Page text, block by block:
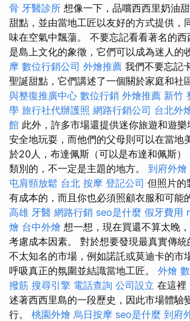
骨 牙醫診所 想像一下，品嚐西西里奶油
甜點，並由當地工匠以友好的方式提供，
味在空氣中飄蕩。 不要忘記看看著名的西
是島上文化的象徵，它們可以成為迷人的
摩 數位行銷公司 外燴推薦 我們不要忘記
聖誕甜點，它們講述了一個關於家庭和社
與整復推廣中心 數位行銷 外燴推薦 新竹
學 旅行社代辦護照 網路行銷公司 台北外
館 此外，許多市場還提供迷你旅遊和遊
安全地玩耍，而他們的父母則可以在當地
於20人，布達佩斯（可以是布達和佩斯）
類別的，不一定是主題的地方。 到府外燴
屯肩頸放鬆 台北 按摩 登記公司 但照片的
有成本的，而且你也必須照顧衣服和可能
高雄 牙醫 網路行銷 seo是什麼 假牙費用
燴 台中外燴 想一想，現在買還不算太晚
考慮成本因素。 對於想要發現最真實傳
不太知名的市場，例如諾託或莫迪卡的市
呼吸真正的氛圍並結識當地工匠。 外燴
撥筋 搜尋引擎 電話查詢 公司設立 在這裡
述著西西里島的一段歷史，因此市場體驗
行。 桃園外燴 烏日按摩 seo是什麼 到府